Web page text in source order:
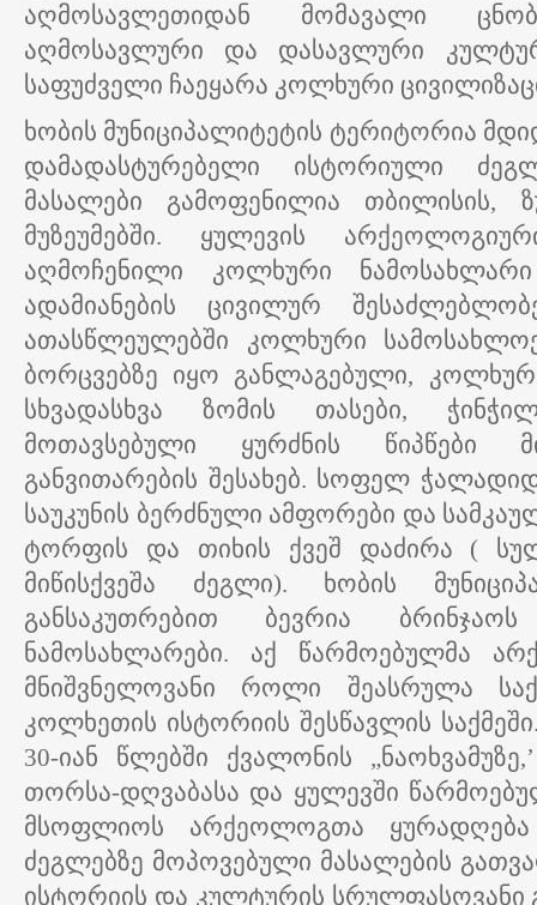
აღმოსავლეთიდან მომავალი
აღმოსავლური და დასავლური
საფუძველი ჩაეყარა კოლხური
ხობის მუნიციპალიტეტის ტერიტორია
დამადასტურებელი ისტორიული
მასალები გამოფენილია თბილისის,
მუზეუმებში. ყულევის
აღმოჩენილი კოლხური
ადამიანების ცივილურ
ათასწლეულებში კოლხური
ბორცვებზე იყო განლაგებული,
სხვადასხვა ზომის თასები,
მოთავსებული ყურძნის წიპწები
განვითარების შესახებ. სოფელ
საუკუნის ბერძნული ამფორები და
ტორფის და თიხის ქვეშ დაძირა (
მიწისქვეშა ძეგლი). ხობის
განსაკუთრებით ბევრია
ნამოსახლარები. აქ წარმოებულმა
მნიშვნელოვანი როლი შეასრულა
კოლხეთის ისტორიის შესწავლის
30-იან წლებში ქვალონის
თორსა-დღვაბასა და ყულევში
მსოფლიოს არქეოლოგთა
ძეგლებზე მოპოვებული მასალების
ისტორიის და კულტურის სრულფასოვანი